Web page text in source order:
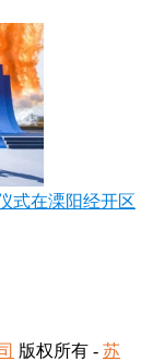
式在溧阳经开区
版权所有 - 苏